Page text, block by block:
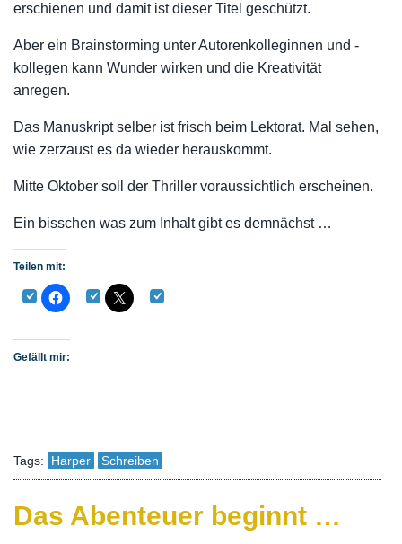
erschienen und damit ist dieser Titel geschützt.
Aber ein Brainstorming unter Autorenkolleginnen und -
kollegen kann Wunder wirken und die Kreativität
anregen.
Das Manuskript selber ist frisch beim Lektorat. Mal sehen,
wie zerzaust es da wieder herauskommt.
Mitte Oktober soll der Thriller voraussichtlich erscheinen.
Ein bisschen was zum Inhalt gibt es demnächst …
Teilen mit:
Gefällt mir:
Tags: Harper Schreiben
Das Abenteuer beginnt …